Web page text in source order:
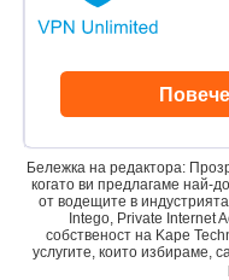
Бележка на редактора:
когато ви предлагаме най-
от водещите в
Intego, Private Internet
собственост на Kape
услугите, които избираме,